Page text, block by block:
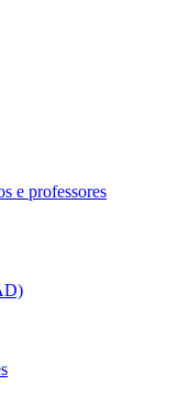
e professores